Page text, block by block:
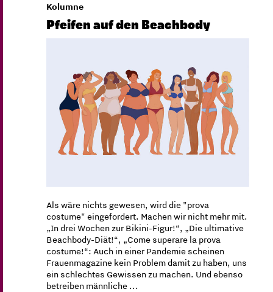
Kolumne
Pfeifen auf den Beachbody
Als wäre nichts gewesen, wird die "prova
costume" eingefordert. Machen wir nicht mehr mit.
„In drei Wochen zur Bikini-Figur!“, „Die ultimative
Beachbody-Diät!“, „Come superare la prova
costume!“: Auch in einer Pandemie scheinen
Frauenmagazine kein Problem damit zu haben, uns
ein schlechtes Gewissen zu machen. Und ebenso
betreiben männliche ...